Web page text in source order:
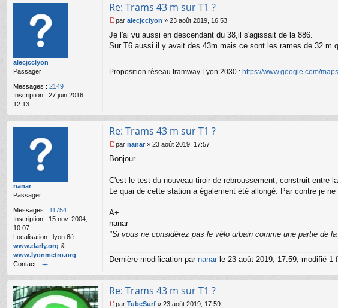
te
r
Al
ai
alecjcclyon
Passager
Messages : 2149
Inscription : 27 juin 2016,
12:13
Re: Trams 43 m sur T1 ?
e
s
g
l
par alecjcclyon » 23 août 2019, 16:53
Je l'ai vu aussi en descendant du 38,il s'agissait de la 886.
Sur T6 aussi il y avait des 43m mais ce sont les rames de 32 m
Proposition réseau tramway Lyon 2030 : https://www.google.com/
nanar
Passager
Messages : 11754
Inscription : 15 nov. 2004,
10:07
Localisation : lyon 6è -
www.darly.org &
www.lyonmetro.org
Contact :
o
ac
te
Re: Trams 43 m sur T1 ?
e
s
g
n
o
n
par nanar » 23 août 2019, 17:57
Bonjour
C'est le test du nouveau tiroir de rebroussement, construit entre
Le quai de cette station a également été allongé. Par contre je
A+
nanar
"Si vous ne considérez pas le vélo urbain comme une partie de
Dernière modification par nanar le 23 août 2019, 17:59, modifié 1
Re: Trams 43 m sur T1 ?
par TubeSurf » 23 août 2019, 17:59